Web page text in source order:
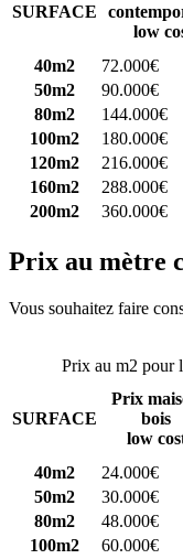
SURFACE
low
40m2
72.000€
50m2
90.000€
80m2
144.000€
100m2
180.000€
120m2
216.000€
160m2
288.000€
200m2
360.000€
Prix au mètre
Vous souhaitez faire
Prix au m2 pour
SURFACE
Prix
bois
low
40m2
24.000€
50m2
30.000€
80m2
48.000€
100m2
60.000€